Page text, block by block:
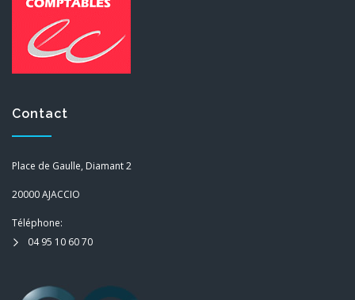
Contact
Place de Gaulle, Diamant 2
20000 AJACCIO
Téléphone:
04 95 10 60 70